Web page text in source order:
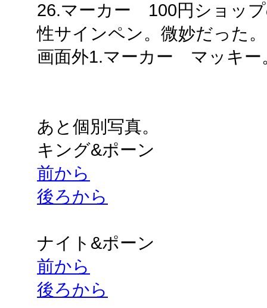
26.マーカー 100円ショッ
性サインペン。微妙だった。
画面外1.マーカー マッキー
あと個別写真。
キング&ポーン
前から
後ろから
ナイト&ポーン
前から
後ろから